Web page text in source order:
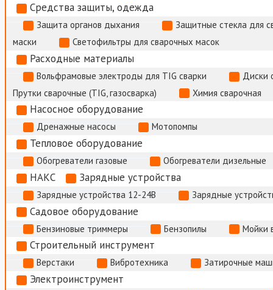
Средства защиты, одежда
Защита органов дыхания
Защитные стекла для
маски
Светофильтры для сварочных масок
Расходные материалы
Вольфрамовые электроды для TIG сварки
Диски
Прутки сварочные (TIG, газосварка)
Химия сварочная
Насосное оборудование
Дренажные насосы Мотопомпы
Тепловое оборудование
Обогреватели газовые Обогреватели дизельные
НАКС Зарядные устройства
Зарядные устройства 12-24В Зарядные
Садовое оборудование
Бензиновые триммеры Бензопилы Мойки
Строительный инструмент
Верстаки Вибротехника Затирочные
Электроинструмент